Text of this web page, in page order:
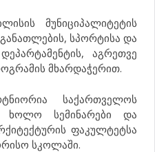
მუნიციპალიტეტის
სპორტისა და
აგრეთვე
მხარდაჭერით.
საქართველოს
ხოლო სემინარები და
ფაკულტეტსა
სკოლაში.